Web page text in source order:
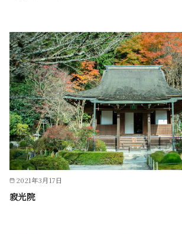
2021年3月17日
寂光院